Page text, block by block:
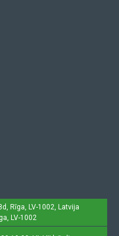
Rīga, LV-1002, Latvija
LV-1002